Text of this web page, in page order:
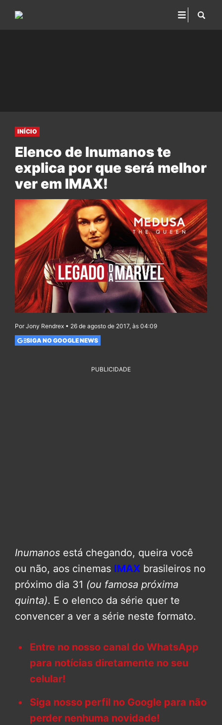
INÍCIO
Elenco de Inumanos te
explica por que será melhor
ver em IMAX!
Por Jony Rendrex • 26 de agosto de 2017, às 04:09
SIGA NO GOOGLE NEWS
PUBLICIDADE
Inumanos está chegando, queira você
ou não, aos cinemas IMAX brasileiros no
próximo dia 31 (ou famosa próxima
quinta). E o elenco da série quer te
convencer a ver a série neste formato.
Entre no nosso canal do WhatsApp
para notícias diretamente no seu
celular!
Siga nosso perfil no Google para não
perder nenhuma novidade!